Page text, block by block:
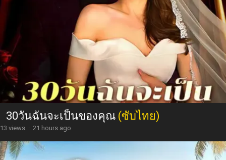
30วันฉันจะเป็นของคุณ (ซับไทย)
13 views · 21 hours ago